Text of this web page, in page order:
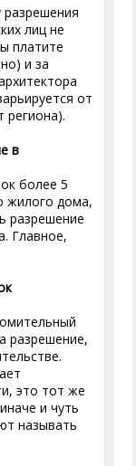
разрешения
лиц не
платите
и за
от
региона).
в
более 5
жилого дома,
разрешение
Главное,
разрешение,
это тот же
и чуть
называть